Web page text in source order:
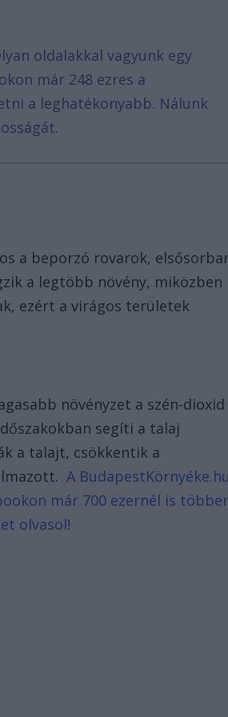
oldalakkal vagyunk egy
már 248 ezres a
a leghatékonyabb. Nálunk
a beporzó rovarok,
a legtöbb növény, miközben
ezért a virágos területek
növényzet a szén-dioxid
segíti a talaj
a talajt, csökkentik a
A
már 700 ezernél is
olvasol!